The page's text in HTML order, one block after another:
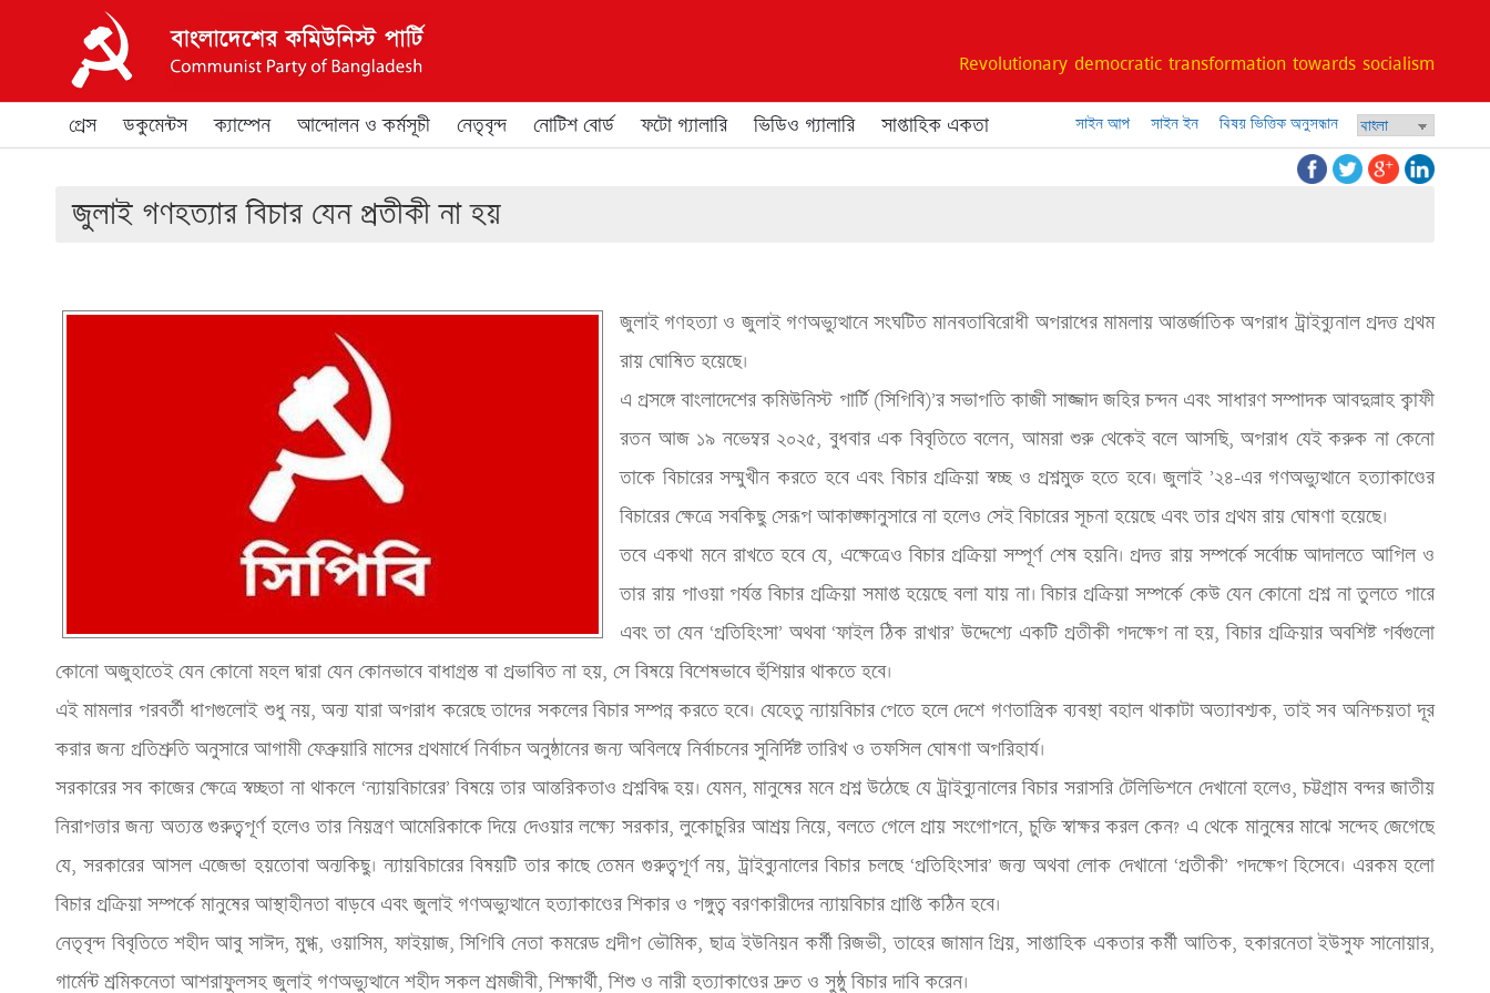
Revolutionary democratic transformation towards socialism
প্রেস ডকুমেন্টস ক্যাম্পেন আন্দোলন ও কর্মসূচী নেতৃবৃন্দ নোটিশ বোর্ড ফটো গ্যালারি ভিডিও গ্যালারি সাপ্তাহিক একতা সাইন আপ সাইন ইন বিষয় ভিত্তিক অনুসন্ধান
জুলাই গণহত্যার বিচার যেন প্রতীকী না হয়
জুলাই গণহত্যা ও জুলাই গণঅভ্যুত্থানে সংঘটিত মানবতাবিরোধী অপরাধের মামলায় আন্তর্জাতিক অপরাধ ট্রাইব্যুনাল প্রদত্ত প্রথম
রায় ঘোষিত হয়েছে।
এ প্রসঙ্গে বাংলাদেশের কমিউনিস্ট পার্টি (সিপিবি)’র সভাপতি কাজী সাজ্জাদ জহির চন্দন এবং সাধারণ সম্পাদক আবদুল্লাহ ক্বাফী
রতন আজ ১৯ নভেম্বর ২০২৫, বুধবার এক বিবৃতিতে বলেন, আমরা শুরু থেকেই বলে আসছি, অপরাধ যেই করুক না কেনো
তাকে বিচারের সম্মুখীন করতে হবে এবং বিচার প্রক্রিয়া স্বচ্ছ ও প্রশ্নমুক্ত হতে হবে। জুলাই ’২৪-এর গণঅভ্যুত্থানে হত্যাকাণ্ডের
বিচারের ক্ষেত্রে সবকিছু সেরূপ আকাঙ্ক্ষানুসারে না হলেও সেই বিচারের সূচনা হয়েছে এবং তার প্রথম রায় ঘোষণা হয়েছে।
তবে একথা মনে রাখতে হবে যে, এক্ষেত্রেও বিচার প্রক্রিয়া সম্পূর্ণ শেষ হয়নি। প্রদত্ত রায় সম্পর্কে সর্বোচ্চ আদালতে আপিল ও
তার রায় পাওয়া পর্যন্ত বিচার প্রক্রিয়া সমাপ্ত হয়েছে বলা যায় না। বিচার প্রক্রিয়া সম্পর্কে কেউ যেন কোনো প্রশ্ন না তুলতে পারে
এবং তা যেন ‘প্রতিহিংসা’ অথবা ‘ফাইল ঠিক রাখার’ উদ্দেশ্যে একটি প্রতীকী পদক্ষেপ না হয়, বিচার প্রক্রিয়ার অবশিষ্ট পর্বগুলো
কোনো অজুহাতেই যেন কোনো মহল দ্বারা যেন কোনভাবে বাধাগ্রস্ত বা প্রভাবিত না হয়, সে বিষয়ে বিশেষভাবে হুঁশিয়ার থাকতে হবে।
এই মামলার পরবর্তী ধাপগুলোই শুধু নয়, অন‍্য যারা অপরাধ করেছে তাদের সকলের বিচার সম্পন্ন করতে হবে। যেহেতু ন্যায়বিচার পেতে হলে দেশে গণতান্ত্রিক ব‍্যবস্থা বহাল থাকাটা অত‍্যাবশ‍্যক, তাই সব অনিশ্চয়তা দূর
করার জন্য প্রতিশ্রুতি অনুসারে আগামী ফেব্রুয়ারি মাসের প্রথমার্ধে নির্বাচন অনুষ্ঠানের জন্য অবিলম্বে নির্বাচনের সুনির্দিষ্ট তারিখ ও তফসিল ঘোষণা অপরিহার্য।
সরকারের সব কাজের ক্ষেত্রে স্বচ্ছতা না থাকলে ‘ন্যায়বিচারের’ বিষয়ে তার আন্তরিকতাও প্রশ্নবিদ্ধ হয়। যেমন, মানুষের মনে প্রশ্ন উঠেছে যে ট্রাইব্যুনালের বিচার সরাসরি টেলিভিশনে দেখানো হলেও, চট্টগ্রাম বন্দর জাতীয়
নিরাপত্তার জন্য অত্যন্ত গুরুত্বপূর্ণ হলেও তার নিয়ন্ত্রণ আমেরিকাকে দিয়ে দেওয়ার লক্ষ্যে সরকার, লুকোচুরির আশ্রয় নিয়ে, বলতে গেলে প্রায় সংগোপনে, চুক্তি স্বাক্ষর করল কেন? এ থেকে মানুষের মাঝে সন্দেহ জেগেছে
যে, সরকারের আসল এজেন্ডা হয়তোবা অন‍্যকিছু। ন্যায়বিচারের বিষয়টি তার কাছে তেমন গুরুত্বপূর্ণ নয়, ট্রাইব্যুনালের বিচার চলছে ‘প্রতিহিংসার’ জন‍্য অথবা লোক দেখানো ‘প্রতীকী’ পদক্ষেপ হিসেবে। এরকম হলো
বিচার প্রক্রিয়া সম্পর্কে মানুষের আস্থাহীনতা বাড়বে এবং জুলাই গণঅভ্যুত্থানে হত্যাকাণ্ডের শিকার ও পঙ্গুত্ব বরণকারীদের ন্যায়বিচার প্রাপ্তি কঠিন হবে।
নেতৃবৃন্দ বিবৃতিতে শহীদ আবু সাঈদ, মুগ্ধ, ওয়াসিম, ফাইয়াজ, সিপিবি নেতা কমরেড প্রদীপ ভৌমিক, ছাত্র ইউনিয়ন কর্মী রিজভী, তাহের জামান প্রিয়, সাপ্তাহিক একতার কর্মী আতিক, হকারনেতা ইউসুফ সানোয়ার,
গার্মেন্ট শ্রমিকনেতা আশরাফুলসহ জুলাই গণঅভ্যুত্থানে শহীদ সকল শ্রমজীবী, শিক্ষার্থী, শিশু ও নারী হত্যাকাণ্ডের দ্রুত ও সুষ্ঠু বিচার দাবি করেন।